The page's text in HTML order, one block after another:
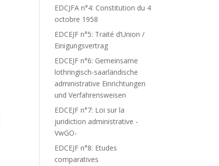
EDCJFA n°4: Constitution du 4
octobre 1958
EDCEJF n°5: Traité d’Union /
Einigungsvertrag
EDCEJF n°6: Gemeinsame
lothringisch-saarländische
administrative Einrichtungen
und Verfahrensweisen
EDCEJF n°7: Loi sur la
juridiction administrative -
VwGO-
EDCEJF n°8: Etudes
comparatives